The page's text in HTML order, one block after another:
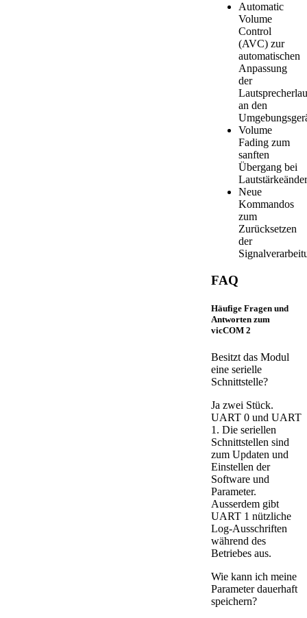
Automatic
Volume
Control
(AVC) zur
automatischen
Anpassung
der
an den
Volume
Fading zum
sanften
Übergang bei
Neue
Kommandos
zum
Zurücksetzen
der
FAQ
Häufige Fragen und
Antworten zum
vicCOM 2
Besitzt das Modul
eine serielle
Schnittstelle?
Ja zwei Stück.
UART 0 und UART
1. Die seriellen
Schnittstellen sind
zum Updaten und
Einstellen der
Software und
Parameter.
Ausserdem gibt
UART 1 nützliche
Log-Ausschriften
während des
Betriebes aus.
Wie kann ich meine
Parameter dauerhaft
speichern?